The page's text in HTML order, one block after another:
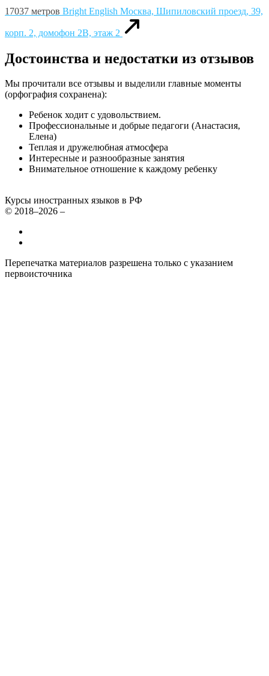
17037 метров Bright English Москва, Шипиловский проезд, 39,
корп. 2, домофон 2В, этаж 2
Достоинства и недостатки из отзывов
Мы прочитали все отзывы и выделили главные моменты
(орфография сохранена):
Ребенок ходит с удовольствием.
Профессиональные и добрые педагоги (Анастасия,
Елена)
Теплая и дружелюбная атмосфера
Интересные и разнообразные занятия
Внимательное отношение к каждому ребенку
Курсы иностранных языков в РФ
© 2018–2026 –
Перепечатка материалов разрешена только с указанием
первоисточника